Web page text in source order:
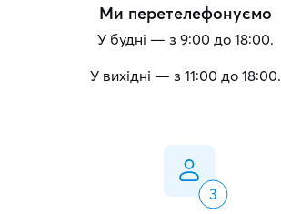
Ми перетелефонуємо
У будні — з 9:00 до 18:00.
У вихідні — з 11:00 до 18:00.